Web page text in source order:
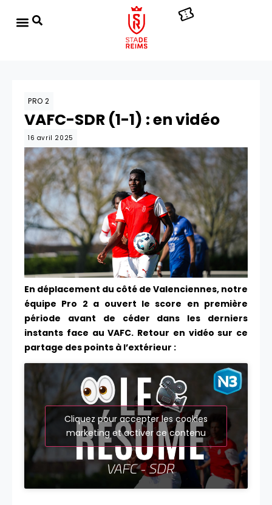
PRO 2
VAFC-SDR (1-1) : en vidéo
16 avril 2025
En déplacement du côté de Valenciennes, notre
équipe Pro 2 a ouvert le score en première
période avant de céder dans les derniers
instants face au VAFC. Retour en vidéo sur ce
partage des points à l’extérieur :
Cliquez pour accepter les cookies
marketing et activer ce contenu